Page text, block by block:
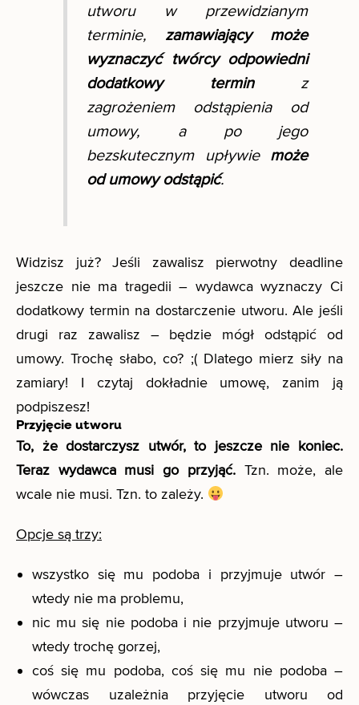
utworu w przewidzianym
terminie, zamawiający może
wyznaczyć twórcy odpowiedni
dodatkowy terminz
zagrożeniem odstąpienia od
umowy, a po jego
bezskutecznym upływie może
od umowy odstąpić.
Widzisz już? Jeśli zawalisz pierwotny deadline
jeszcze nie ma tragedii – wydawca wyznaczy Ci
dodatkowy termin na dostarczenie utworu. Ale jeśli
drugi raz zawalisz – będzie mógł odstąpić od
umowy. Trochę słabo, co? ;( Dlatego mierz siły na
zamiary! I czytaj dokładnie umowę, zanim ją
podpiszesz!
Przyjęcie utworu
To, że dostarczysz utwór, to jeszcze nie koniec.
Teraz wydawca musi go przyjąć.Tzn. może, ale
wcale nie musi. Tzn. to zależy.
Opcje są trzy:
wszystko się mu podoba i przyjmuje utwór –
wtedy nie ma problemu,
nic mu się nie podoba i nie przyjmuje utworu –
wtedy trochę gorzej,
coś się mu podoba, coś się mu nie podoba –
wówczas uzależnia przyjęcie utworu od